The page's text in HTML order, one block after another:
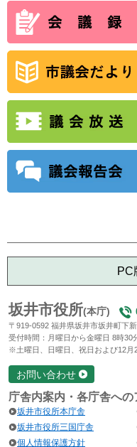
PC
坂井市役所(本庁)
〒919-0592 福井県坂井市坂井町下
受付時間：月曜日から金曜日 8時30
※土曜日、日曜日、祝日および12月
お問い合わせ
庁舎内案内・各庁舎への
坂井市役所本庁舎
坂井市役所三国庁舎
個人情報保護方針